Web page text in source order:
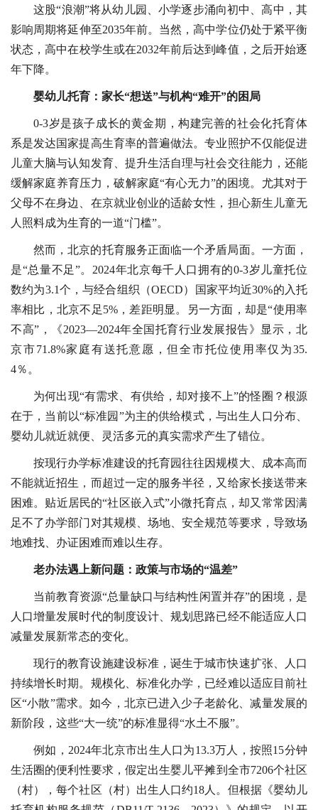
这股“浪潮”将从幼儿园、小学逐步涌向初中、高中，其
影响周期将延伸至2035年前。当然，高中学位仍处于紧平衡
状态，高中在校学生或在2032年前后达到峰值，之后开始逐
年下降。
婴幼儿托育：家长“想送”与机构“难开”的困局
0-3岁是孩子成长的黄金期，构建完善的社会化托育体
系是发达国家提高生育率的普遍做法。专业照护不仅能促进
儿童大脑与认知发育、提升生活自理与社会交往能力，还能
缓解家庭养育压力，破解家庭“有心无力”的困境。尤其对于
父母不在身边、在京就业创业的适龄女性，担心新生儿童无
人照料成为生育的一道“门槛”。
然而，北京的托育服务正面临一个矛盾局面。一方面，
是“总量不足”。2024年北京每千人口拥有的0-3岁儿童托位
数约为3.1个，与经合组织（OECD）国家平均近30%的入托
率相比，北京不足5%，差距明显。另一方面，却是“使用率
不高”，《2023—2024年全国托育行业发展报告》显示，北
京市71.8%家庭有送托意愿，但全市托位使用率仅为35.
4％。
为何出现“有需求、有供给，却对接不上”的怪圈？根源
在于，当前以“标准园”为主的供给模式，与出生人口分布、
婴幼儿就近就便、灵活多元的真实需求产生了错位。
按现行办学标准建设的托育园往往因规模大、成本高而
不能就近招生，而超过一定的服务半径，又给家长接送带来
困难。贴近居民的“社区嵌入式”小微托育点，却又常常因满
足不了办学部门对其规模、场地、安全规范等要求，导致场
地难找、办证困难而难以生存。
老办法遇上新问题：政策与市场的“温差”
当前教育资源“总量缺口与结构性闲置并存”的困境，是
人口增量发展时代的制度设计、规划思路已经不能适应人口
减量发展新常态的变化。
现行的教育设施建设标准，诞生于城市快速扩张、人口
持续增长时期。规模化、标准化办学，已经难以适应目前社
区“小散”需求。如今，北京已进入少子老龄化、减量发展的
新阶段，这些“大一统”的标准显得“水土不服”。
例如，2024年北京市出生人口为13.3万人，按照15分钟
生活圈的便利性要求，假定出生婴儿平摊到全市7206个社区
（村），每个社区（村）出生人口约18人。但根据《婴幼儿